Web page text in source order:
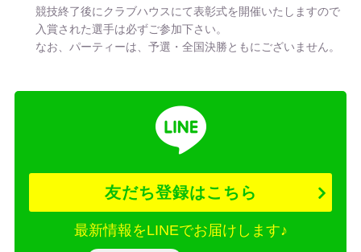
競技終了後にクラブハウスにて表彰式を開催いたしますので
入賞された選手は必ずご参加下さい。
なお、パーティーは、予選・全国決勝ともにございません。
友だち登録はこちら
最新情報をLINEでお届けします♪